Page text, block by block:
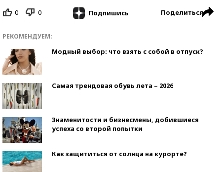
0 0 Подпишись Поделиться
РЕКОМЕНДУЕМ:
Модный выбор: что взять с собой в отпуск?
Самая трендовая обувь лета – 2026
Знаменитости и бизнесмены, добившиеся
успеха со второй попытки
Как защититься от солнца на курорте?